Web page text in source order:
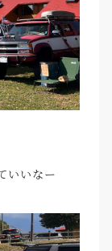
いいなー